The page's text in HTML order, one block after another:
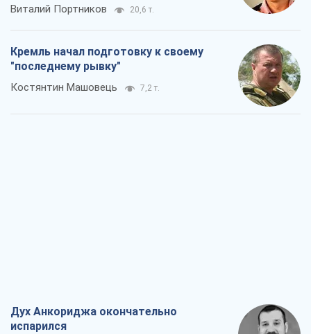
Виталий Портников 20,6 т.
Кремль начал подготовку к своему
"последнему рывку"
Костянтин Машовець 7,2 т.
Дух Анкориджа окончательно
испарился